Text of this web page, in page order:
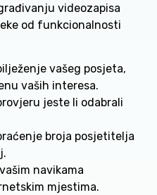
videozapisa
od funkcionalnosti
vašeg posjeta,
vaših interesa.
jeste li odabrali
broja posjetitelja
navikama
mjestima.